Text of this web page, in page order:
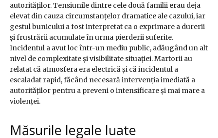
autorităților. Tensiunile dintre cele două familii erau deja
elevat din cauza circumstanțelor dramatice ale cazului, iar
gestul bunicului a fost interpretat ca o exprimare a durerii
și frustrării acumulate în urma pierderii suferite.
Incidentul a avut loc într-un mediu public, adăugând un alt
nivel de complexitate și visibilitate situației. Martorii au
relatat că atmosfera era electrică și că incidentul a
escaladat rapid, făcând necesară intervenția imediată a
autorităților pentru a preveni o intensificare și mai mare a
violenței.
Măsurile legale luate